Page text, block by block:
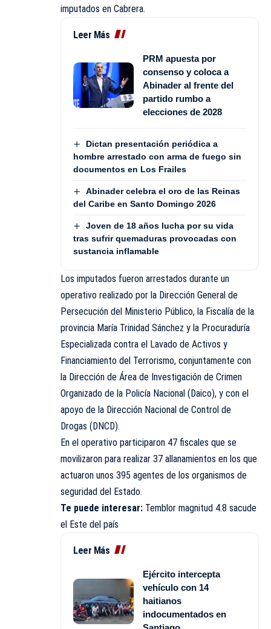
imputados en Cabrera.
Leer Más
PRM apuesta por
consenso y coloca a
Abinader al frente del
partido rumbo a
elecciones de 2028
Dictan presentación periódica a
hombre arrestado con arma de fuego sin
documentos en Los Frailes
Abinader celebra el oro de las Reinas
del Caribe en Santo Domingo 2026
Joven de 18 años lucha por su vida
tras sufrir quemaduras provocadas con
sustancia inflamable
Los imputados fueron arrestados durante un
operativo realizado por la Dirección General de
Persecución del Ministerio Público, la Fiscalía de la
provincia María Trinidad Sánchez y la Procuraduría
Especializada contra el Lavado de Activos y
Financiamiento del Terrorismo, conjuntamente con
la Dirección de Área de Investigación de Crimen
Organizado de la Policía Nacional (Daico), y con el
apoyo de la Dirección Nacional de Control de
Drogas (DNCD).
En el operativo participaron 47 fiscales que se
movilizaron para realizar 37 allanamientos en los que
actuaron unos 395 agentes de los organismos de
seguridad del Estado.
Te puede interesar: Temblor magnitud 4.8 sacude
el Este del país
Leer Más
Ejército intercepta
vehículo con 14
haitianos
indocumentados en